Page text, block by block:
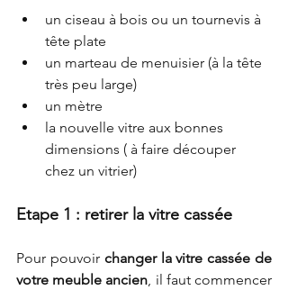
un ciseau à bois ou un tournevis à
tête plate
un marteau de menuisier (à la tête
très peu large)
un mètre
la nouvelle vitre aux bonnes
dimensions ( à faire découper
chez un vitrier)
Etape 1 : retirer la vitre cassée
Pour pouvoir changer la vitre cassée de
votre meuble ancien, il faut commencer